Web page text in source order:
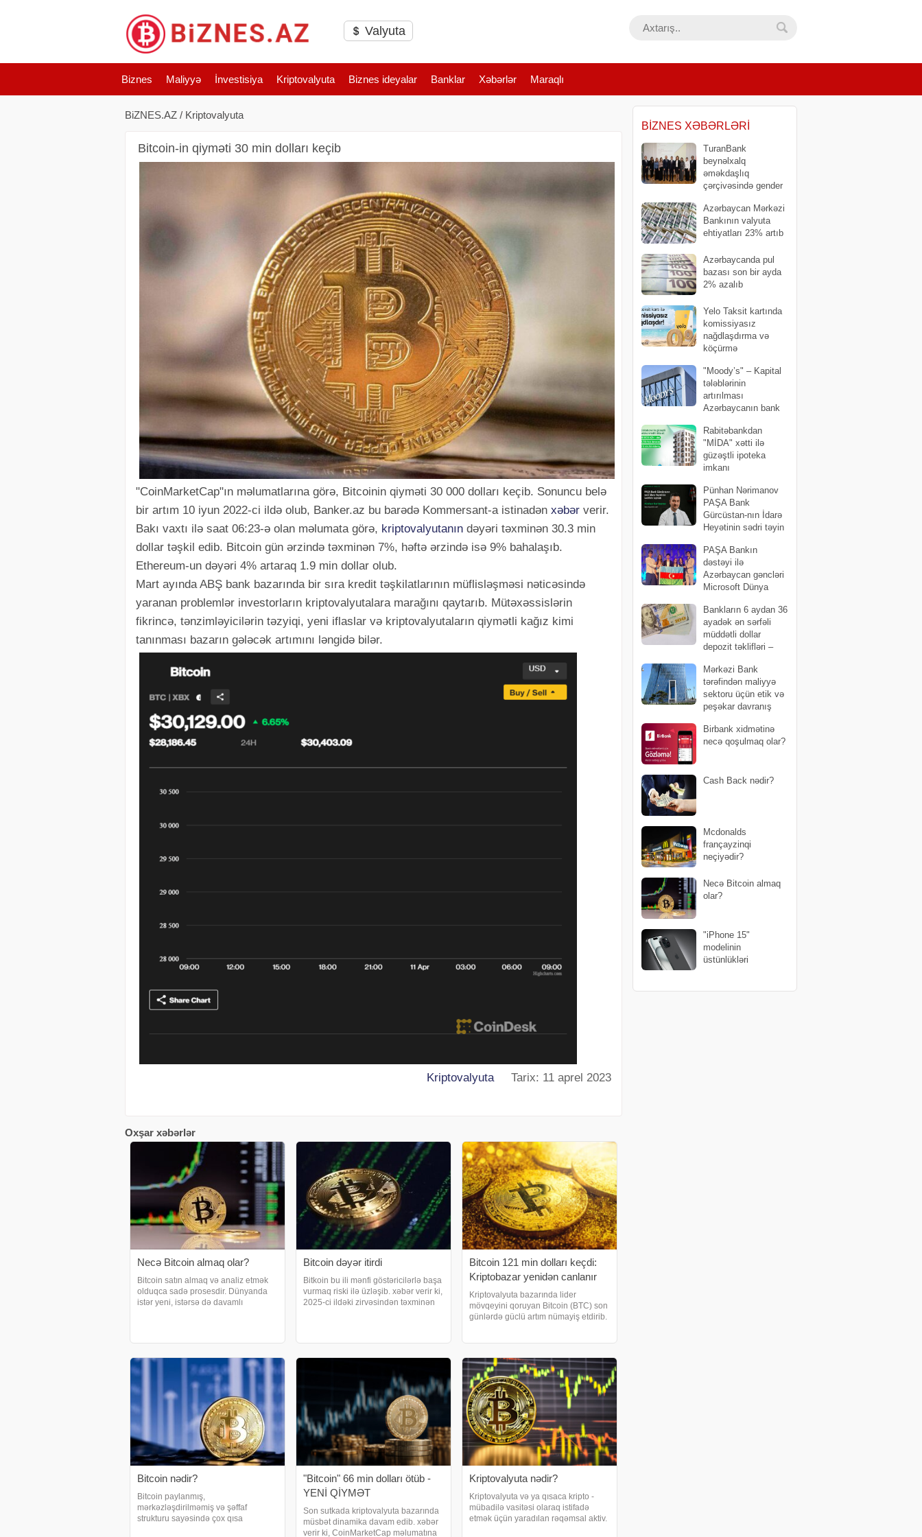
Valyuta
Biznes Maliyyə İnvestisiya Kriptovalyuta Biznes ideyalar Banklar Xəbərlər Maraqlı
BiZNES.AZ / Kriptovalyuta
Bitcoin-in qiyməti 30 min dolları keçib
"CoinMarketCap"ın məlumatlarına görə, Bitcoinin qiyməti 30 000 dolları keçib. Sonuncu belə
bir artım 10 iyun 2022-ci ildə olub, Banker.az bu barədə Kommersant-a istinadən xəbər verir.
Bakı vaxtı ilə saat 06:23-ə olan məlumata görə, kriptovalyutanın dəyəri təxminən 30.3 min
dollar təşkil edib. Bitcoin gün ərzində təxminən 7%, həftə ərzində isə 9% bahalaşıb.
Ethereum-un dəyəri 4% artaraq 1.9 min dollar olub.
Mart ayında ABŞ bank bazarında bir sıra kredit təşkilatlarının müflisləşməsi nəticəsində
yaranan problemlər investorların kriptovalyutalara marağını qaytarıb. Mütəxəssislərin
fikrincə, tənzimləyicilərin təzyiqi, yeni iflaslar və kriptovalyutaların qiymətli kağız kimi
tanınması bazarın gələcək artımını ləngidə bilər.
Kriptovalyuta Tarix: 11 aprel 2023
Oxşar xəbərlər
Necə Bitcoin almaq olar?
Bitcoin satın almaq və analiz etmək
olduqca sadə prosesdir. Dünyanda
istər yeni, istərsə də davamlı
alınması zamanı ölk
Bitcoin dəyər itirdi
Bitkoin bu ili mənfi göstəricilərlə başa
vurmaq riski ilə üzləşib. xəbər verir ki,
2025-ci ildəki zirvəsindən təxminən
də AB
Bitcoin 121 min dolları keçdi:
Kriptobazar yenidən canlanır
Kriptovalyuta bazarında lider
mövqeyini qoruyan Bitcoin (BTC) son
günlərdə güclü artım nümayiş etdirib.
Bitcoin-in qiymət
Bitcoin nədir?
Bitcoin paylanmış,
mərkəzləşdirilməmiş və şəffaf
strukturu sayəsində çox qısa
"Bitcoin" 66 min dolları ötüb -
YENİ QİYMƏT
Son sutkada kriptovalyuta bazarında
müsbət dinamika davam edib. xəbər
verir ki, CoinMarketCap məlumatına
Kriptovalyuta nədir?
Kriptovalyuta və ya qısaca kripto -
mübadilə vasitəsi olaraq istifadə
etmək üçün yaradılan rəqəmsal aktiv.
BIZNES XƏBƏRLƏRI
TuranBank
beynəlxalq
əməkdaşlıq
çərçivəsində gender
yekunlaşdırdı
Azərbaycan Mərkəzi
Bankının valyuta
ehtiyatları 23% artıb
​Azərbaycanda pul
bazası son bir ayda
2% azalıb
Yelo Taksit kartında
komissiyasız
nağdlaşdırma və
köçürmə
"Moody’s" – Kapital
tələblərinin
artırılması
Azərbaycanın bank
möhkəmləndirib Rabitəbankdan
"MİDA" xətti ilə
güzəştli ipoteka
imkanı
Pünhan Nərimanov
PAŞA Bank
Gürcüstan-nın İdarə
Heyətinin sədri təyin
PAŞA Bankın
dəstəyi ilə
Azərbaycan gəncləri
Microsoft Dünya
təmsil ediblər
Bankların 6 aydan 36
ayadək ən sərfəli
müddətli dollar
depozit təklifləri –
Mərkəzi Bank
tərəfindən maliyyə
sektoru üçün etik və
peşəkar davranış
Birbank xidmətinə
necə qoşulmaq olar?
Cash Back nədir?
Mcdonalds
françayzinqi
neçiyədir?
Necə Bitcoin almaq
olar?
"iPhone 15"
modelinin
üstünlükləri